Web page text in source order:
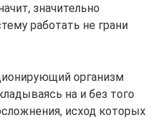
значительно
работать не грани
организм
на и без того
исход которых